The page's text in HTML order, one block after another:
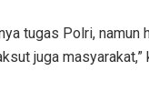
tugas Polri, namun
juga